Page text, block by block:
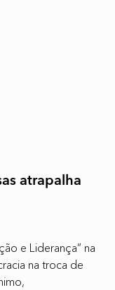
atrapalha
e Liderança” na
na troca de